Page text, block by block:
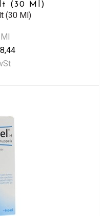
(30 Ml)
(30 Ml)